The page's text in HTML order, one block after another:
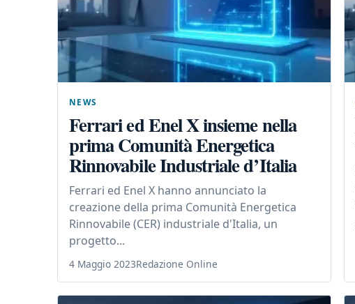
NEWS
Ferrari ed Enel X insieme nella
prima Comunità Energetica
Rinnovabile Industriale d’Italia
Ferrari ed Enel X hanno annunciato la
creazione della prima Comunità Energetica
Rinnovabile (CER) industriale d'Italia, un
progetto...
4 Maggio 2023Redazione Online